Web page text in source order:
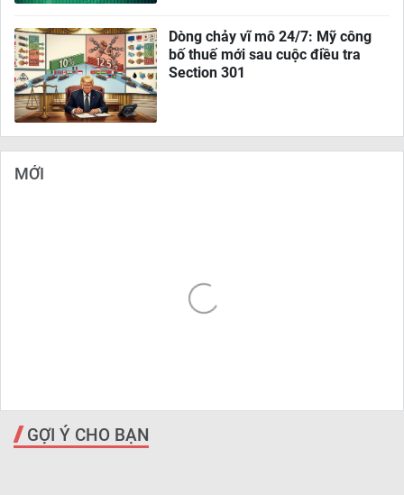
Dòng chảy vĩ mô 24/7: Mỹ công
bố thuế mới sau cuộc điều tra
Section 301
MỚI
GỢI Ý CHO BẠN